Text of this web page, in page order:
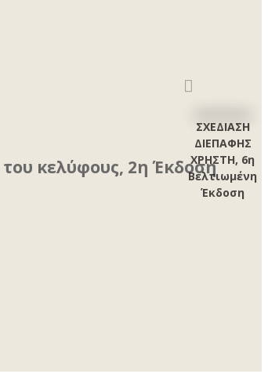
ΣΧΕΔΙΑΣΗ
ΔΙΕΠΑΦΗΣ
ΧΡΗΣΤΗ, 6η
Βελτιωμένη
Έκδοση
κελύφους, 2η Έκδοση